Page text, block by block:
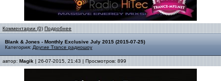
Комментарии (0) Подробнее
Blank & Jones - Monthly Exclusive July 2015 (2015-07-25)
Категория: Другие Trance радиошоу
автор: Magik | 26-07-2015, 21:43 | Просмотров: 899